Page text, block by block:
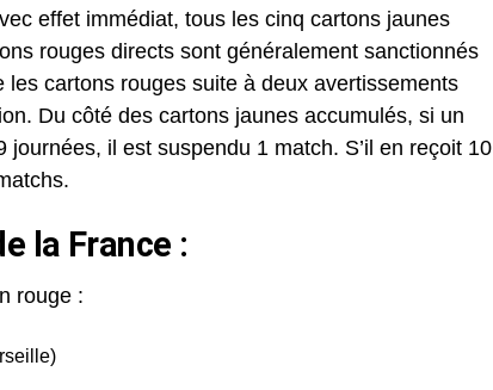
effet immédiat, tous les cinq cartons jaunes
rouges directs sont généralement sanctionnés
cartons rouges suite à deux avertissements
Du côté des cartons jaunes accumulés, si un
il est suspendu 1 match. S’il en reçoit 10
la France :
rouge :